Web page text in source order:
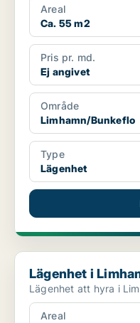
Areal
Ca. 55 m2
Pris pr. md.
Ej angivet
Område
Limhamn/Bunkeflo
Type
Lägenhet
Lägenhet i Limhamn/
Lägenhet i
Lägenhet att hyra i
Areal